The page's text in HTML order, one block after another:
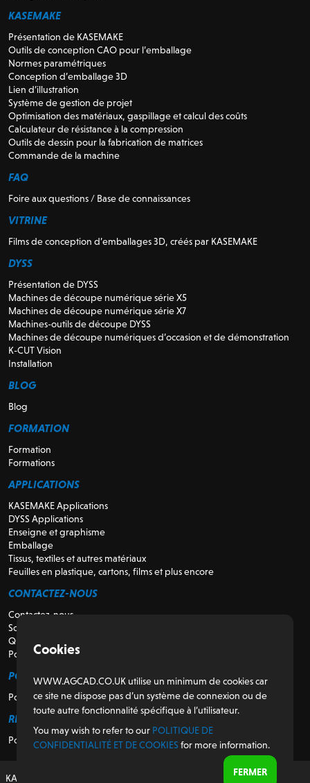
KASEMAKE
Présentation de KASEMAKE
Outils de conception CAO pour l’emballage
Normes paramétriques
Conception d’emballage 3D
Lien d’illustration
Système de gestion de projet
Optimisation des matériaux, gaspillage et calcul des coûts
Calculateur de résistance à la compression
Outils de dessin pour la fabrication de matrices
Commande de la machine
FAQ
Foire aux questions / Base de connaissances
VITRINE
Films de conception d’emballages 3D, créés par KASEMAKE
DYSS
Présentation de DYSS
Machines de découpe numérique série X5
Machines de découpe numérique série X7
Machines-outils de découpe DYSS
Machines de découpe numériques d’occasion et de démonstration
K-CUT Vision
Installation
BLOG
Blog
FORMATION
Formation
Formations
APPLICATIONS
KASEMAKE Applications
DYSS Applications
Enseigne et graphisme
Emballage
Tissus, textiles et autres matériaux
Feuilles en plastique, cartons, films et plus encore
CONTACTEZ-NOUS
Contactez-nous
Soutien
Qui sommes-nous
Pour les revendeurs
POUR LES CLIENTS
Portail client
RÉGULATEUR
Politique de confidentialité et de cookies
KASEMAKE, conçu et développé au Royaume-Uni
Cookies
WWW.AGCAD.CO.UK utilise un minimum de cookies car
ce site ne dispose pas d’un système de connexion ou de
toute autre fonctionnalité spécifique à l’utilisateur.
You may wish to refer to our POLITIQUE DE
CONFIDENTIALITÉ ET DE COOKIES for more information.
FERMER